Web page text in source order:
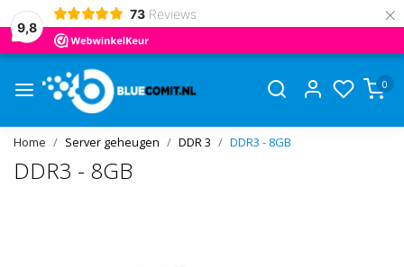
9,8
73 Reviews ×
0
Home Server geheugen DDR 3 DDR3 - 8GB
DDR3 - 8GB